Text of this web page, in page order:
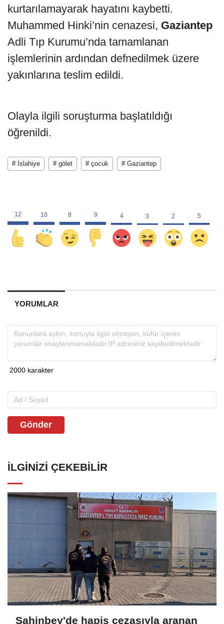
kurtarılamayarak hayatını kaybetti.
Muhammed Hinki’nin cenazesi, Gaziantep
Adli Tıp Kurumu’nda tamamlanan
işlemlerinin ardından defnedilmek üzere
yakınlarına teslim edildi.
Olayla ilgili soruşturma başlatıldığı
öğrenildi.
# İslahiye # gölet # çocuk # Gaziantep
YORUMLAR
Gönder
İLGINIZI ÇEKEBILIR
Şahinbey'de hapis cezasıyla aranan